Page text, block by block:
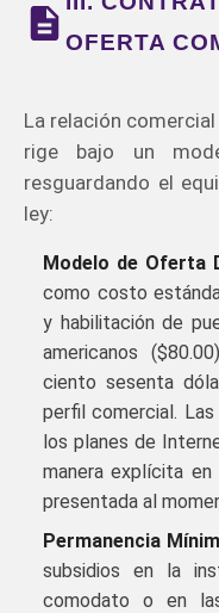
OFERTA
La relación
rige bajo un
resguardando el
ley:
Modelo de Oferta
como costo
y habilitación de
americanos
ciento sesenta
perfil comercial.
los planes de
manera explícita
presentada al
Permanencia
subsidios en la
comodato o en